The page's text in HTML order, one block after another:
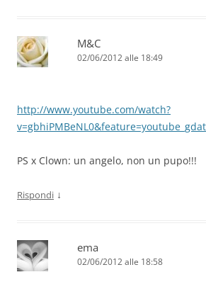
M&C
02/06/2012 alle 18:49
http://www.youtube.com/watch?
PS x Clown: un angelo, non un pupo!!!
Rispondi ↓
ema
02/06/2012 alle 18:58